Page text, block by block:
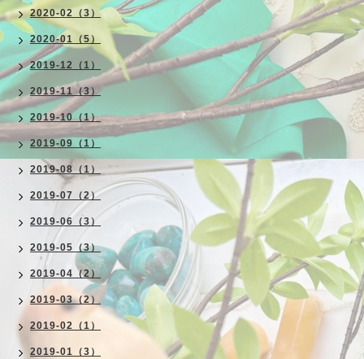
2020-02（3）
2020-01（5）
2019-12（1）
2019-11（3）
2019-10（1）
2019-09（1）
2019-08（1）
2019-07（2）
2019-06（3）
2019-05（3）
2019-04（2）
2019-03（2）
2019-02（1）
2019-01（3）